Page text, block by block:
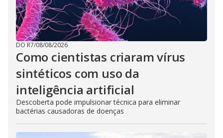
DO R7/08/08/2026
Como cientistas criaram vírus
sintéticos com uso da
inteligência artificial
Descoberta pode impulsionar técnica para eliminar
bactérias causadoras de doenças